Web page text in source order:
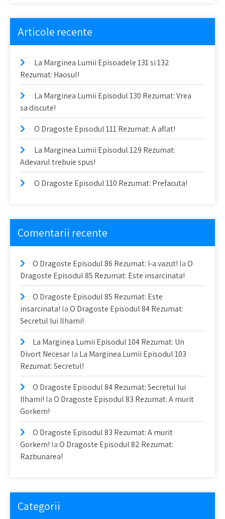
Articole recente
La Marginea Lumii Episoadele 131 si 132
Rezumat: Haosul!
La Marginea Lumii Episodul 130 Rezumat: Vrea
sa discute!
O Dragoste Episodul 111 Rezumat: A aflat!
La Marginea Lumii Episodul 129 Rezumat:
Adevarul trebuie spus!
O Dragoste Episodul 110 Rezumat: Prefacuta!
Comentarii recente
O Dragoste Episodul 86 Rezumat: I-a vazut! laO
Dragoste Episodul 85 Rezumat: Este insarcinata!
O Dragoste Episodul 85 Rezumat: Este
insarcinata! laO Dragoste Episodul 84 Rezumat:
Secretul lui Ilhami!
La Marginea Lumii Episodul 104 Rezumat: Un
Divort Necesarla La Marginea Lumii Episodul 103
Rezumat: Secretul!
O Dragoste Episodul 84 Rezumat: Secretul lui
Ilhami! laO Dragoste Episodul 83 Rezumat: A murit
Gorkem!
O Dragoste Episodul 83 Rezumat: A murit
Gorkem! laO Dragoste Episodul 82 Rezumat:
Razbunarea!
Categorii